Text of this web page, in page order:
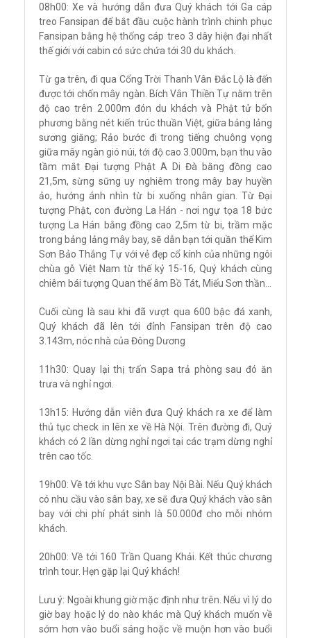
08h00: Xe và hướng dẫn đưa Quý khách tới Ga cáp
treo Fansipan để bắt đầu cuộc hành trình chinh phục
Fansipan bằng hệ thống cáp treo 3 dây hiện đại nhất
thế giới với cabin có sức chứa tới 30 du khách.
Từ ga trên, đi qua Cổng Trời Thanh Vân Đắc Lộ là đến
được tới chốn mây ngàn. Bích Vân Thiền Tự nằm trên
độ cao trên 2.000m đón du khách và Phật tử bốn
phương bằng nét kiến trúc thuần Việt, giữa bảng lảng
sương giăng; Rảo bước đi trong tiếng chuông vọng
giữa mây ngàn gió núi, tới độ cao 3.000m, bạn thu vào
tầm mắt Đại tượng Phật A Di Đà bằng đồng cao
21,5m, sừng sững uy nghiêm trong mây bay huyền
ảo, hướng ánh nhìn từ bi xuống nhân gian. Từ Đại
tượng Phật, con đường La Hán - nơi ngự tọa 18 bức
tượng La Hán bằng đồng cao 2,5m từ bi, trầm mặc
trong bảng lảng mây bay, sẽ dẫn bạn tới quần thể Kim
Sơn Bảo Thắng Tự với vẻ đẹp cổ kính của những ngôi
chùa gỗ Việt Nam từ thế kỷ 15-16, Quý khách cùng
chiêm bái tượng Quan thế âm Bồ Tát, Miếu Sơn thần...
Cuối cùng là sau khi đã vượt qua 600 bậc đá xanh,
Quý khách đã lên tới đỉnh Fansipan trên độ cao
3.143m, nóc nhà của Đông Dương
11h30: Quay lại thị trấn Sapa trả phòng sau đó ăn
trưa và nghỉ ngơi.
13h15: Hướng dẫn viên đưa Quý khách ra xe để làm
thủ tục check in lên xe về Hà Nội. Trên đường đi, Quý
khách có 2 lần dừng nghỉ ngơi tại các trạm dừng nghỉ
trên cao tốc.
19h00: Về tới khu vực Sân bay Nội Bài. Nếu Quý khách
có nhu cầu vào sân bay, xe sẽ đưa Quý khách vào sân
bay với chi phí phát sinh là 50.000đ cho mỗi nhóm
khách.
20h00: Về tới 160 Trần Quang Khải. Kết thúc chương
trình tour. Hẹn gặp lại Quý khách!
Lưu ý: Ngoài khung giờ mặc định như trên. Nếu vì lý do
giờ bay hoặc lý do nào khác mà Quý khách muốn về
sớm hơn vào buổi sáng hoặc về muộn hơn vào buổi